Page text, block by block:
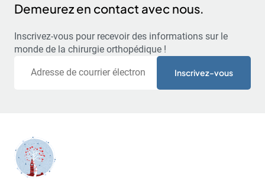
Demeurez en contact avec nous.
Inscrivez-vous pour recevoir des informations sur le
monde de la chirurgie orthopédique !